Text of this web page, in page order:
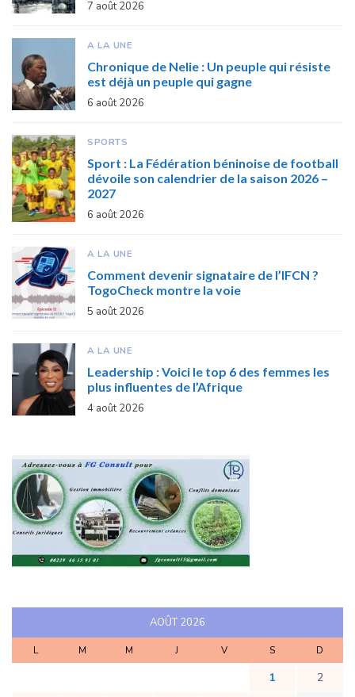
7 août 2026
A LA UNE
Chronique de Nelie : Un peuple qui résiste
est déjà un peuple qui gagne
6 août 2026
SPORTS
Sport : La Fédération béninoise de football
dévoile son calendrier de la saison 2026 –
2027
6 août 2026
A LA UNE
Comment devenir signataire de l’IFCN ?
TogoCheck montre la voie
5 août 2026
A LA UNE
Leadership : Voici le top 6 des femmes les
plus influentes de l’Afrique
4 août 2026
AOÛT 2026
L M M J V S D
1
2